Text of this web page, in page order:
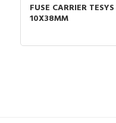
FUSE CARRIER
10X38MM